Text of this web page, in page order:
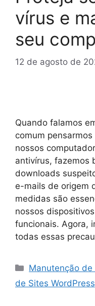
vírus e
seu
12 de agosto de
Quando falamos
comum
nossos
antivírus, fazemos
downloads
e-mails de origem
medidas são
nossos
funcionais. Agora,
todas essas
Manutenção de
de Sites WordPress